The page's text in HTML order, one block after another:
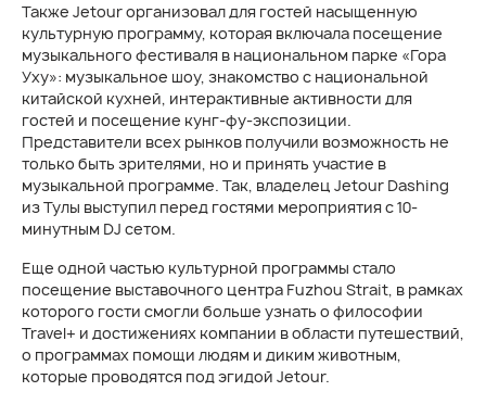
Также Jetour организовал для гостей насыщенную
культурную программу, которая включала посещение
музыкального фестиваля в национальном парке «Гора
Уху»: музыкальное шоу, знакомство с национальной
китайской кухней, интерактивные активности для
гостей и посещение кунг-фу-экспозиции.
Представители всех рынков получили возможность не
только быть зрителями, но и принять участие в
музыкальной программе. Так, владелец Jetour Dashing
из Тулы выступил перед гостями мероприятия с 10-
минутным DJ сетом.
Еще одной частью культурной программы стало
посещение выставочного центра Fuzhou Strait, в рамках
которого гости смогли больше узнать о философии
Travel+ и достижениях компании в области путешествий,
о программах помощи людям и диким животным,
которые проводятся под эгидой Jetour.